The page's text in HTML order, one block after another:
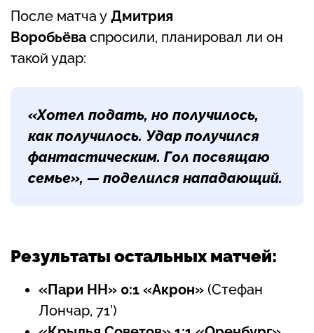
После матча у Дмитрия
Воробьёва спросили, планировал ли он
такой удар:
«Хотел подать, но получилось,
как получилось. Удар получился
фантастическим. Гол посвящаю
семье», — поделился нападающий.
Результаты остальных матчей:
«Пари НН» 0:1 «Акрон» (Стефан
Лончар, 71’)